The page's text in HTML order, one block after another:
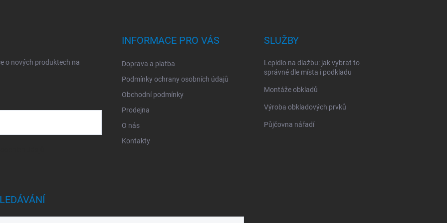
o nových produktech na
INFORMACE PRO VÁS
Doprava a platba
Podmínky ochrany osobních údajů
Obchodní podmínky
Prodejna
O nás
Kontakty
SLUŽBY
Lepidlo na dlažbu: jak vybrat to
správné dle místa i podkladu
Montáže obkladů
Výroba obkladových prvků
Půjčovna nářadí